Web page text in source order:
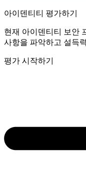
아이덴티티 평가하기
현재 아이덴티티 보안
사항을 파악하고 설득
평가 시작하기